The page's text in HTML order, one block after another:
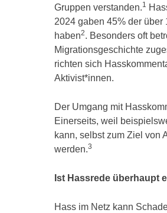
Gruppen verstanden.1
2024 gaben 45% der
haben2. Besonders oft
Migrationsgeschichte
richten sich
Aktivist*innen.
Der Umgang mit
Einerseits, weil
kann, selbst zum Ziel von
werden.3
Ist Hassrede überhaupt
Hass im Netz kann